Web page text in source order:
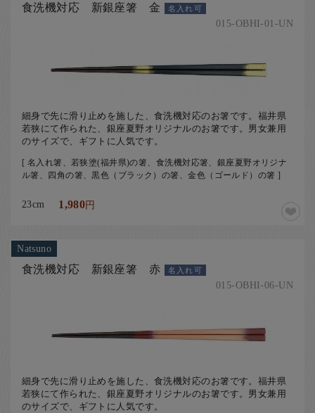
食洗機対応 新銀座箸 金 名入れ可
015-OBHI-01-UN
細身で先に滑り止めを施した、食洗機対応のお箸です。福井県
若狭にて作られた、銀座夏野オリジナルのお箸です。男女兼用
のサイズで、ギフトに人気です。
[ 名入れ箸、若狭塗(福井県)の箸、食洗機対応箸、銀座夏野オリジナ
ル箸、四角の箸、黒色（ブラック）の箸、金色（ゴールド）の箸 ]
23cm 1,980円
Natsuno
食洗機対応 新銀座箸 赤 名入れ可
015-OBHI-06-UN
細身で先に滑り止めを施した、食洗機対応のお箸です。福井県
若狭にて作られた、銀座夏野オリジナルのお箸です。男女兼用
のサイズで、ギフトに人気です。